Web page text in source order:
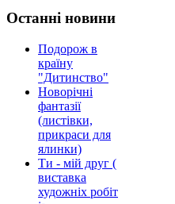
Останні новини
Подорож в
країну
"Дитинство"
Новорічні
фантазії
(листівки,
прикраси для
ялинки)
Ти - мій друг (
виставка
художніх робіт